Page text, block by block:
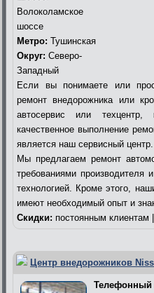
Волоколамское
шоссе
Метро: Тушинская
Округ: Северо-
Западный
Если вы понимаете или
ремонт внедорожника или
автосервис или техцентр,
качественное выполнение
является наш сервисный центр.
Мы предлагаем ремонт
требованиями производителя
технологией. Кроме этого,
имеют необходимый опыт и
Скидки: постоянным клиентам |
Центр внедорожников
Телефонный